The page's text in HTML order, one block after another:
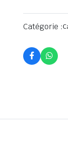
Catégorie :